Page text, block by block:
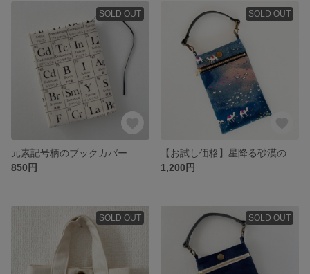
SOLD OUT
元素記号柄のブックカバー
850円
SOLD OUT
1,200円
SOLD OUT SOLD OUT